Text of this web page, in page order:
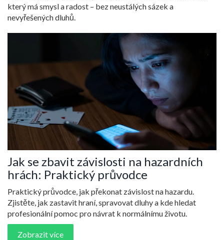
který má smysl a radost – bez neustálých sázek a
nevyřešených dluhů.
Jak se zbavit závislosti na hazardních
hrách: Praktický průvodce
Praktický průvodce, jak překonat závislost na hazardu.
Zjistěte, jak zastavit hraní, spravovat dluhy a kde hledat
profesionální pomoc pro návrat k normálnímu životu.
Zobrazit více